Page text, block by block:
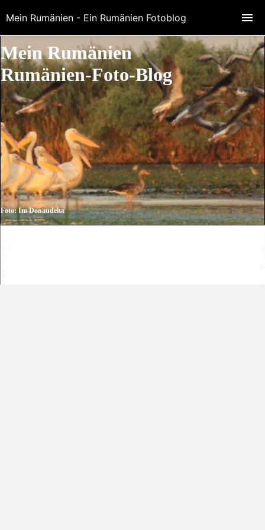
Mein Rumänien
Rumänien-Foto-Blog
Foto: Im Donaudelta
Mein Rumänien - Ein Rumänien Fotoblog